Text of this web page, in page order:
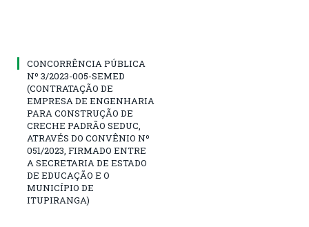
CONCORRÊNCIA PÚBLICA
Nº 3/2023-005-SEMED
(CONTRATAÇÃO DE
EMPRESA DE ENGENHARIA
PARA CONSTRUÇÃO DE
CRECHE PADRÃO SEDUC,
ATRAVÉS DO CONVÊNIO Nº
051/2023, FIRMADO ENTRE
A SECRETARIA DE ESTADO
DE EDUCAÇÃO E O
MUNICÍPIO DE
ITUPIRANGA)